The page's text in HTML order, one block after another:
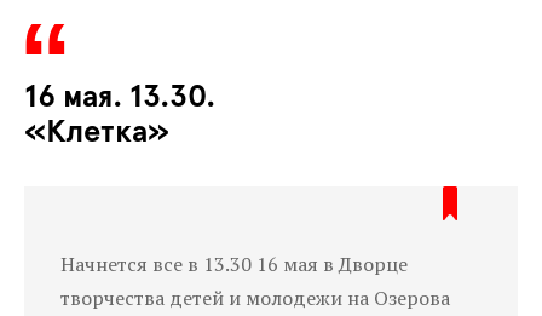
16 мая. 13.30.
«Клетка»
Начнется все в 13.30 16 мая в Дворце
творчества детей и молодежи на Озерова